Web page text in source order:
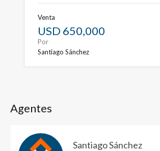
Venta
USD 650,000
Por
Santiago Sánchez
Agentes
Santiago Sánchez